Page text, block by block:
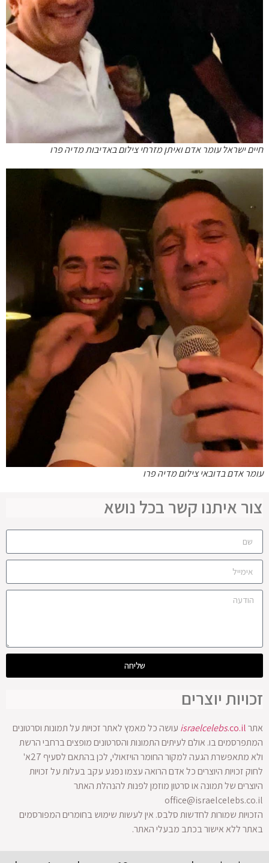
חיים ישראל עומר אדם ואיתן מזרחי צילום באדיבות מדיה פרו
עומר אדם בדובאי צילום מדיה פרו
צור איתנו קשר בכל נושא
שליחה
זכויות יוצרים
אתר israelcelebs.co.il
עושה כל מאמץ לאתר זכויות על תמונות וסרטונים
המתפרסמים בו. אולם לעיתים התמונות והסרטונים מופצים ברחבי הרשת
ולא מתאפשרת הגעה למקור החומר הויזאולי, לכן בהתאם לסעיף 27א'
לחוק זכויות היוצרים כל אדם הרואה עצמו נפגע עקב בעלות על זכויות
היוצרים של תמונה או סרטון מוזמן לפנות להנהלת האתר
office@israelcelebs.co.il
הזכויות שמורות לחדשות סלבס. אין לעשות שימוש בחומרים המפורסמים
באתר ללא אישור בכתב מבעלי האתר.